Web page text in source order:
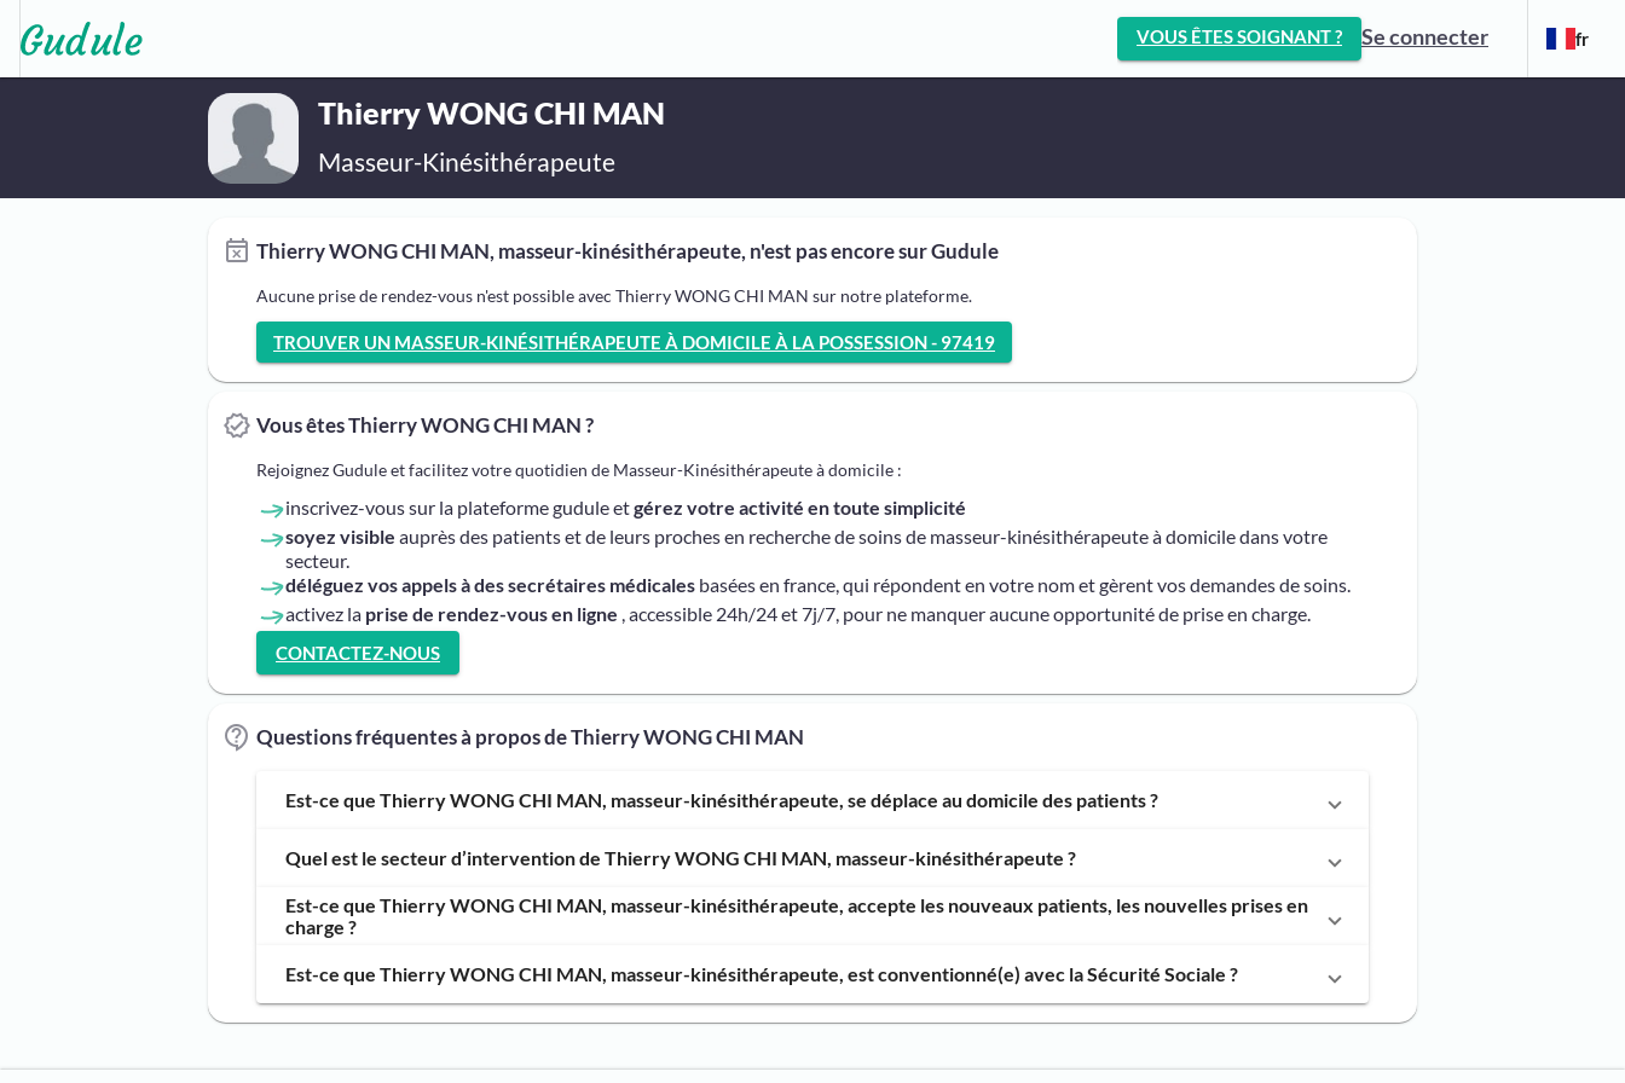
VOUS ÊTES SOIGNANT ? Se connecter fr
Thierry WONG CHI MAN
Masseur-Kinésithérapeute
Thierry WONG CHI MAN, masseur-kinésithérapeute, n'est pas encore sur Gudule
Aucune prise de rendez-vous n'est possible avec Thierry WONG CHI MAN sur notre plateforme.
TROUVER UN MASSEUR-KINÉSITHÉRAPEUTE À DOMICILE À LA POSSESSION - 97419
Vous êtes Thierry WONG CHI MAN ?
Rejoignez Gudule et facilitez votre quotidien de Masseur-Kinésithérapeute à domicile :
inscrivez-vous sur la plateforme gudule etgérez votre activité en toute simplicité
soyez visible auprès des patients et de leurs proches en recherche de soins de masseur-kinésithérapeute à domicile dans votre
secteur.
déléguez vos appels à des secrétaires médicales basées en france, qui répondent en votre nom et gèrent vos demandes de soins.
activez la prise de rendez-vous en ligne , accessible 24h/24 et 7j/7, pour ne manquer aucune opportunité de prise en charge.
CONTACTEZ-NOUS
Questions fréquentes à propos de Thierry WONG CHI MAN
Est-ce que Thierry WONG CHI MAN, masseur-kinésithérapeute, se déplace au domicile des patients ?
Quel est le secteur d’intervention de Thierry WONG CHI MAN, masseur-kinésithérapeute ?
Est-ce que Thierry WONG CHI MAN, masseur-kinésithérapeute, accepte les nouveaux patients, les nouvelles prises en
charge ?
Est-ce que Thierry WONG CHI MAN, masseur-kinésithérapeute, est conventionné(e) avec la Sécurité Sociale ?